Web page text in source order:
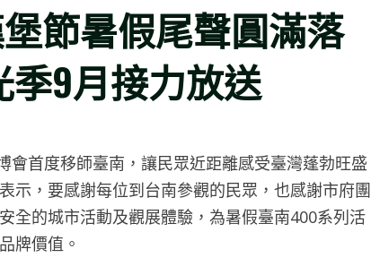
節暑假尾聲圓滿落
9月接力放送
會首度移師臺南，讓民眾近距離感受臺灣蓬勃旺盛
示，要感謝每位到台南參觀的民眾，也感謝市府團
全的城市活動及觀展體驗，為暑假臺南400系列活
牌價值。